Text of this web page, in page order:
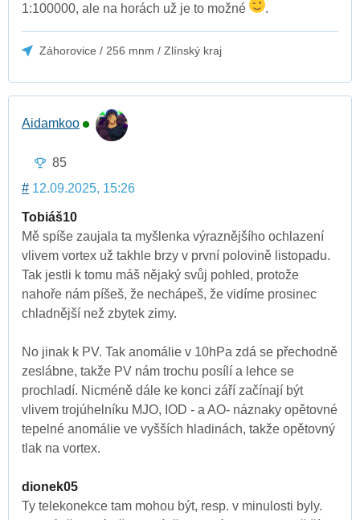
1:100000, ale na horách už je to možné
.
Záhorovice / 256 mnm / Zlínský kraj
Aidamkoo
85
# 12.09.2025, 15:26
Tobiáš10
Mě spíše zaujala ta myšlenka výraznějšího ochlazení
vlivem vortex už takhle brzy v první polovině listopadu.
Tak jestli k tomu máš nějaký svůj pohled, protože
nahoře nám píšeš, že nechápeš, že vidíme prosinec
chladnější než zbytek zimy.
No jinak k PV. Tak anomálie v 10hPa zdá se přechodně
zeslábne, takže PV nám trochu posílí a lehce se
prochladí. Nicméně dále ke konci září začínají být
vlivem trojúhelníku MJO, IOD - a AO- náznaky opětovné
tepelné anomálie ve vyšších hladinách, takže opětovný
tlak na vortex.
dionek05
Ty telekonekce tam mohou být, resp. v minulosti byly.